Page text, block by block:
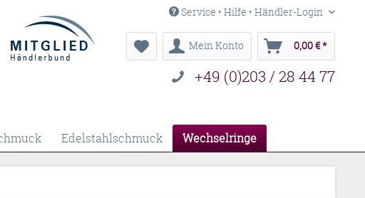
Service • Hilfe • Händler-Login
+49 (0)203 / 28 44 77
Mein Konto 0,00 € *
Edelstahlschmuck Wechselringe